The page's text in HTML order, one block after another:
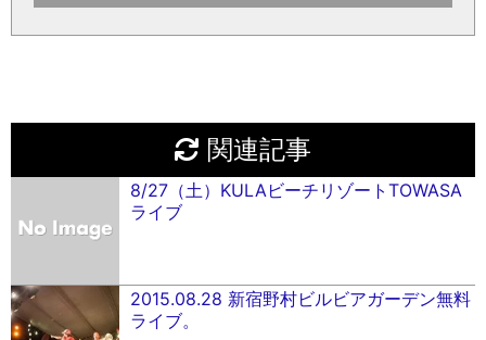
関連記事
8/27（土）KULAビーチリゾートTOWASA
ライブ
2015.08.28 新宿野村ビルビアガーデン無料
ライブ。